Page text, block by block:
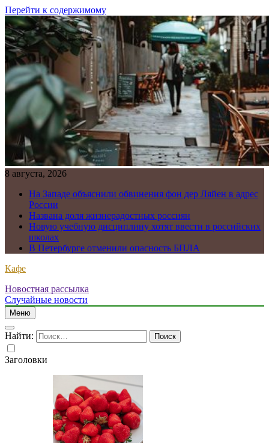
Перейти к содержимому
8 августа, 2026
На Западе объяснили обвинения фон дер Ляйен в адрес
России
Названа доля жизнерадостных россиян
Новую учебную дисциплину хотят ввести в российских
школах
В Петербурге отменили опасность БПЛА
Кафе
Новостная рассылка
Случайные новости
Меню
Найти:
Заголовки